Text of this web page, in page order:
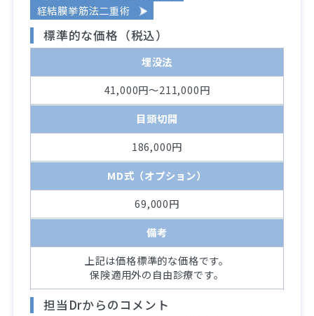
経結膜挙筋法二重術
標準的な価格（税込）
埋没法
41,000円～211,000円
目頭切開
186,000円
MD式（オプション）
69,000円
備考
上記は価格標準的な価格です。
保険適用外の自由診療です。
担当Drからのコメント